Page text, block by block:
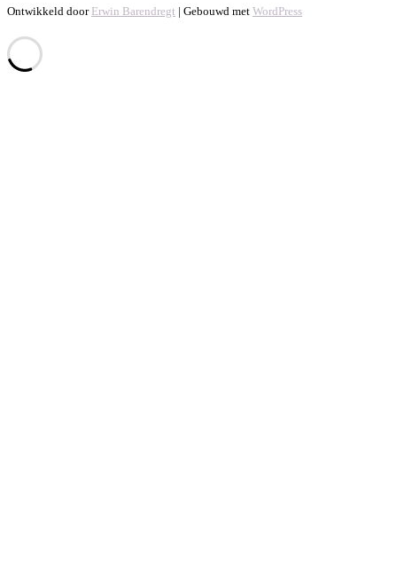
Ontwikkeld door Erwin Barendregt | Gebouwd met WordPress